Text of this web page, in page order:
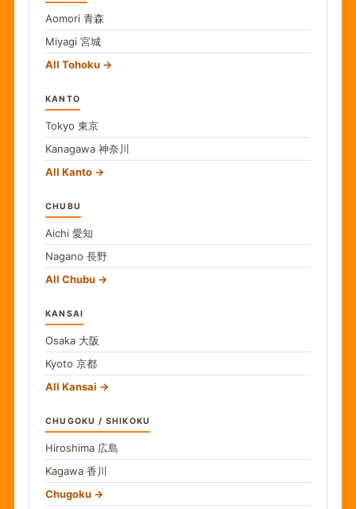
Aomori 青森
Miyagi 宮城
All Tohoku
KANTO
Tokyo 東京
Kanagawa 神奈川
All Kanto
CHUBU
Aichi 愛知
Nagano 長野
All Chubu
KANSAI
Osaka 大阪
Kyoto 京都
All Kansai
CHUGOKU / SHIKOKU
Hiroshima 広島
Kagawa 香川
Chugoku